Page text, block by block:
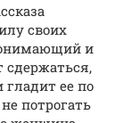
своих
и
сдержаться,
ее по
потрогать